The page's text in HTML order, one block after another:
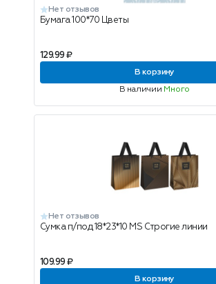
Нет отзывов
Бумага 100*70 Цветы
129.99 ₽
В корзину
В наличии Много
Нет отзывов
Сумка п/под 18*23*10 MS Строгие линии
109.99 ₽
В корзину